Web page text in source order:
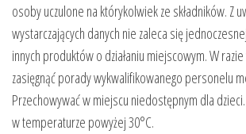
osoby uczulone na którykolwiek ze składników. Z
wystarczających danych nie zaleca się
innych produktów o działaniu miejscowym. W
zasięgnąć porady wykwalifikowanego personelu
Przechowywać w miejscu niedostępnym dla
w temperaturze powyżej 30°C.